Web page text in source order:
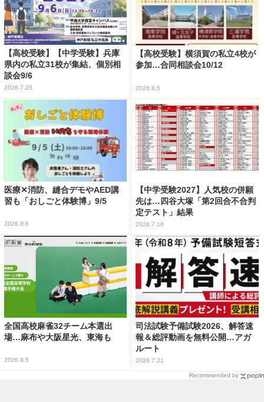
【高校受験】【中学受験】兵庫
県内の私立31校が集結、個別相
談会9/6
2026.7.28
【高校受験】横須賀の私立4校が
参加…合同相談会10/12
2026.8.5
医療✕消防、縫合デモやAED講
習も「おしごと体験博」9/5
2026.8.6
【中学受験2027】人気校の併願
先は…四谷大塚「第2回合不合判
定テスト」結果
2026.7.16
全国高校麻雀32チーム本選出
場…麻布や大阪星光、東海も
2026.8.5
司法試験予備試験2026、解答速
報＆総評動画を無料公開…アガ
ルート
2026.7.21
Recommended by